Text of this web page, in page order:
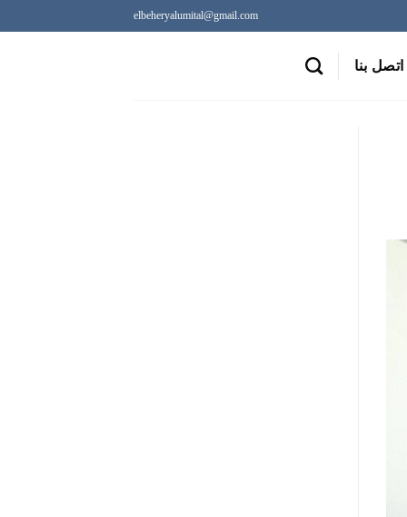
elbeheryalumital@gmail.com
اتصل بنا